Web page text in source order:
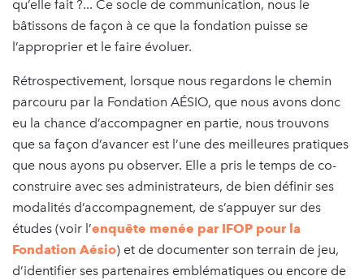
qu’elle fait ?... Ce socle de communication, nous le
bâtissons de façon à ce que la fondation puisse se
l’approprier et le faire évoluer.
Rétrospectivement, lorsque nous regardons le chemin
parcouru par la Fondation AÉSIO, que nous avons donc
eu la chance d’accompagner en partie, nous trouvons
que sa façon d’avancer est l’une des meilleures pratiques
que nous ayons pu observer. Elle a pris le temps de co-
construire avec ses administrateurs, de bien définir ses
modalités d’accompagnement, de s’appuyer sur des
études (voir l’enquête menée par IFOP pour la
Fondation Aésio) et de documenter son terrain de jeu,
d’identifier ses partenaires emblématiques ou encore de